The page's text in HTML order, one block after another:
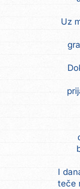
Uz
I
teče